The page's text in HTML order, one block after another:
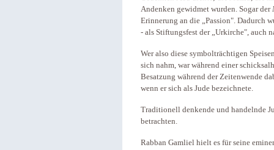
Andenken gewidmet wurden. Sogar der
Erinnerung an die „Passion". Dadurch
- als Stiftungsfest der „Urkirche", auch
Wer also diese symbolträchtigen
sich nahm, war während einer
Besatzung während der Zeitenwende
wenn er sich als Jude bezeichnete.
Traditionell denkende und handelnde
betrachten.
Rabban Gamliel hielt es für seine